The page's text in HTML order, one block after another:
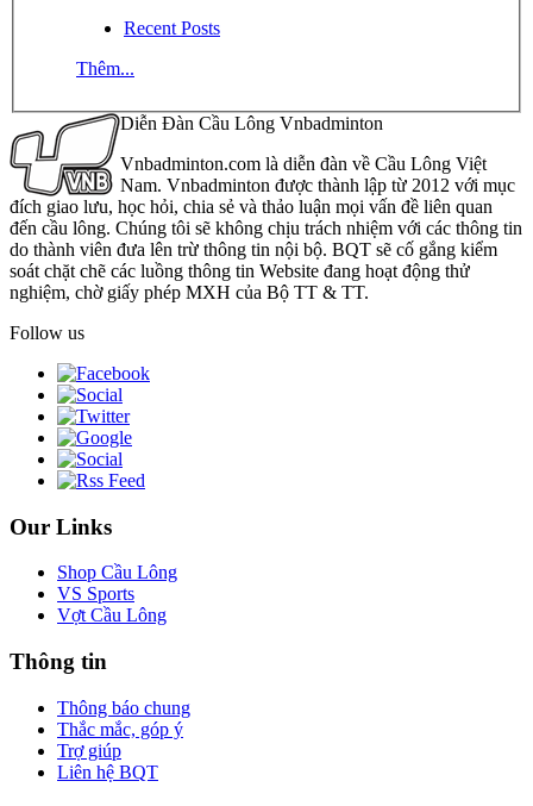
Recent Posts
Thêm...
Diễn Đàn Cầu Lông Vnbadminton
Vnbadminton.com là diễn đàn về Cầu Lông Việt
Nam. Vnbadminton được thành lập từ 2012 với mục
đích giao lưu, học hỏi, chia sẻ và thảo luận mọi vấn đề liên quan
đến cầu lông. Chúng tôi sẽ không chịu trách nhiệm với các thông tin
do thành viên đưa lên trừ thông tin nội bộ. BQT sẽ cố gắng kiểm
soát chặt chẽ các luồng thông tin Website đang hoạt động thử
nghiệm, chờ giấy phép MXH của Bộ TT & TT.
Follow us
Our Links
Shop Cầu Lông
VS Sports
Vợt Cầu Lông
Thông tin
Thông báo chung
Thắc mắc, góp ý
Trợ giúp
Liên hệ BQT